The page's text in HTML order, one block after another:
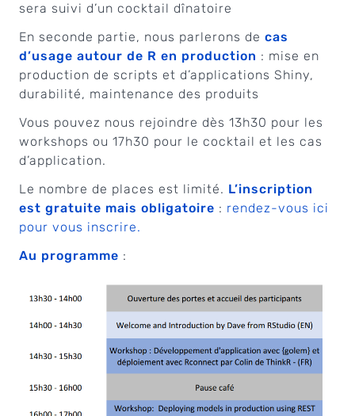
sera suivi d’un cocktail dînatoire
En seconde partie, nous parlerons de cas
d’usage autour de R en production : mise en
production de scripts et d’applications Shiny,
durabilité, maintenance des produits
Vous pouvez nous rejoindre dès 13h30 pour les
workshops ou 17h30 pour le cocktail et les cas
d’application.
Le nombre de places est limité. L’inscription
est gratuite mais obligatoire : rendez-vous ici
pour vous inscrire.
Au programme :